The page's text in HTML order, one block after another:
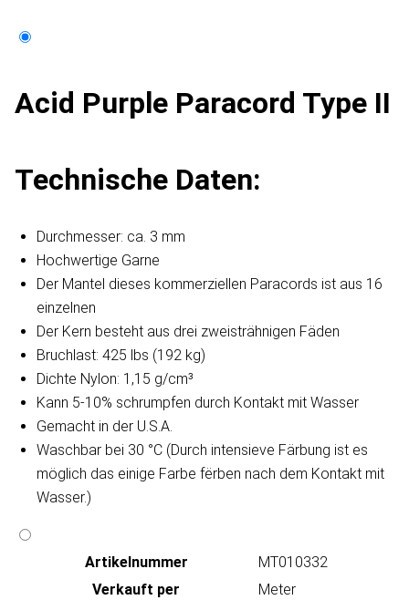
Acid Purple Paracord Type II
Technische Daten:
Durchmesser: ca. 3 mm
Hochwertige Garne
Der Mantel dieses kommerziellen Paracords ist aus 16
einzelnen
Der Kern besteht aus drei zweisträhnigen Fäden
Bruchlast: 425 lbs (192 kg)
Dichte Nylon: 1,15 g/cm³
Kann 5-10% schrumpfen durch Kontakt mit Wasser
Gemacht in der U.S.A.
Waschbar bei 30 °C (Durch intensieve Färbung ist es
möglich das einige Farbe fërben nach dem Kontakt mit
Wasser.)
Artikeln‌ummer
MT010332
Verkauft per
Meter